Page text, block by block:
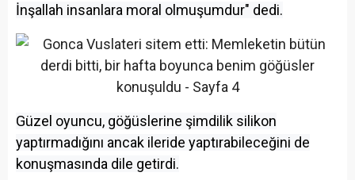
İnşallah insanlara moral olmuşumdur" dedi.
Güzel oyuncu, göğüslerine şimdilik silikon
yaptırmadığını ancak ileride yaptırabileceğini de
konuşmasında dile getirdi.